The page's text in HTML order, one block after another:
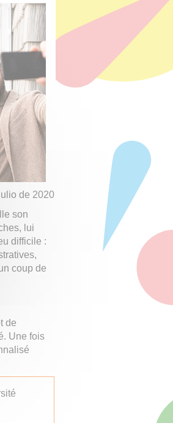
de 2020
son
lui
difficile :
coup de
de
Une fois